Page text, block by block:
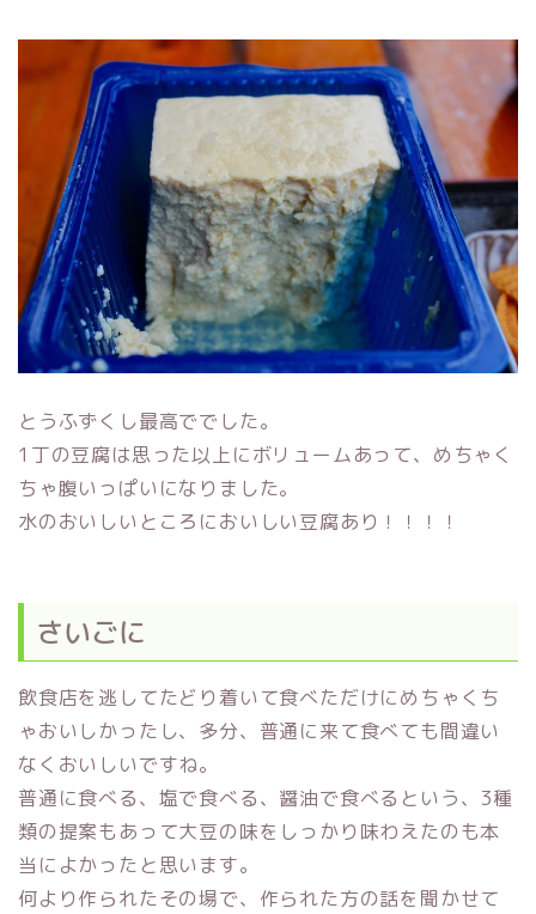
とうふずくし最高ででした。
1丁の豆腐は思った以上にボリュームあって、めちゃく
ちゃ腹いっぱいになりました。
水のおいしいところにおいしい豆腐あり！！！！
さいごに
飲食店を逃してたどり着いて食べただけにめちゃくち
ゃおいしかったし、多分、普通に来て食べても間違い
なくおいしいですね。
普通に食べる、塩で食べる、醤油で食べるという、3種
類の提案もあって大豆の味をしっかり味わえたのも本
当によかったと思います。
何より作られたその場で、作られた方の話を聞かせて